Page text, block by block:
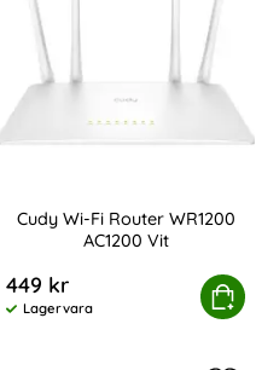
Wi-Fi 6 Mesh Svart
Cudy Wi-Fi Router WR1200
AC1200 Vit
449 kr
Tillgänglighet:
Lagervara
Köp
Cudy Wi-Fi Router